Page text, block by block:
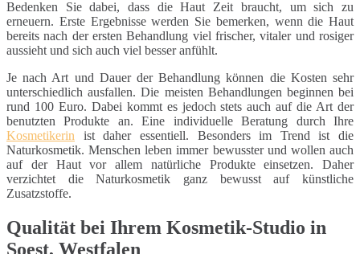
Bedenken Sie dabei, dass die Haut Zeit braucht, um sich zu
erneuern. Erste Ergebnisse werden Sie bemerken, wenn die Haut
bereits nach der ersten Behandlung viel frischer, vitaler und rosiger
aussieht und sich auch viel besser anfühlt.
Je nach Art und Dauer der Behandlung können die Kosten sehr
unterschiedlich ausfallen. Die meisten Behandlungen beginnen bei
rund 100 Euro. Dabei kommt es jedoch stets auch auf die Art der
benutzten Produkte an. Eine individuelle Beratung durch Ihre
Kosmetikerin ist daher essentiell. Besonders im Trend ist die
Naturkosmetik. Menschen leben immer bewusster und wollen auch
auf der Haut vor allem natürliche Produkte einsetzen. Daher
verzichtet die Naturkosmetik ganz bewusst auf künstliche
Zusatzstoffe.
Qualität bei Ihrem Kosmetik-Studio in
Soest, Westfalen